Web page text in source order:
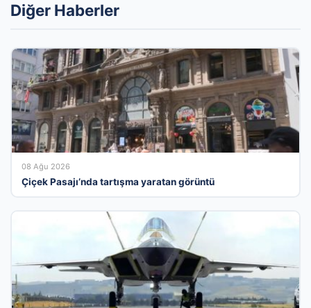
Diğer Haberler
08 Ağu 2026
Çiçek Pasajı’nda tartışma yaratan görüntü